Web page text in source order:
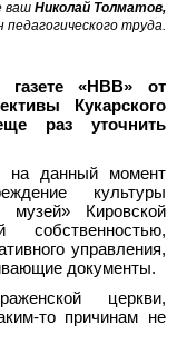
ваш Николай Толматов,
педагогического труда
«НВВ» от
Кукарского
раз уточнить
на данный момент
культуры
музей» Кировской
собственностью,
управления,
документы.
церкви,
то причинам не